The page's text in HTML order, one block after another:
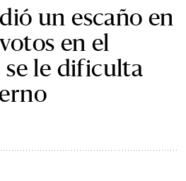
un escaño en
en el
le dificulta